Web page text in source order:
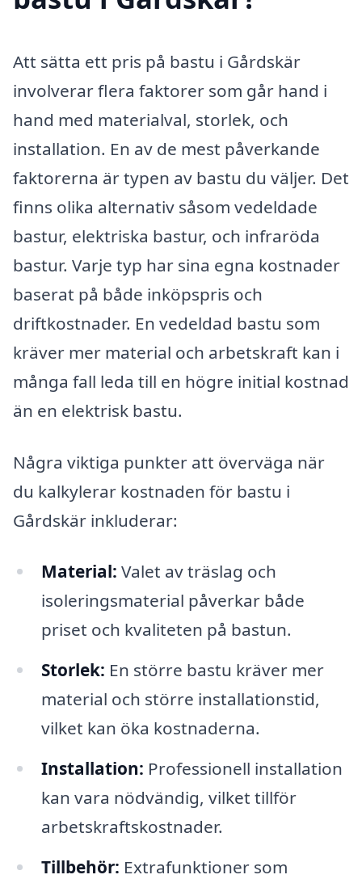
Att sätta ett pris på bastu i Gårdskär
involverar flera faktorer som går hand i
hand med materialval, storlek, och
installation. En av de mest påverkande
faktorerna är typen av bastu du väljer. Det
finns olika alternativ såsom vedeldade
bastur, elektriska bastur, och infraröda
bastur. Varje typ har sina egna kostnader
baserat på både inköpspris och
driftkostnader. En vedeldad bastu som
kräver mer material och arbetskraft kan i
många fall leda till en högre initial kostnad
än en elektrisk bastu.
Några viktiga punkter att överväga när
du kalkylerar kostnaden för bastu i
Gårdskär inkluderar:
Material: Valet av träslag och
isoleringsmaterial påverkar både
priset och kvaliteten på bastun.
Storlek: En större bastu kräver mer
material och större installationstid,
vilket kan öka kostnaderna.
Installation: Professionell installation
kan vara nödvändig, vilket tillför
arbetskraftskostnader.
Tillbehör: Extrafunktioner som